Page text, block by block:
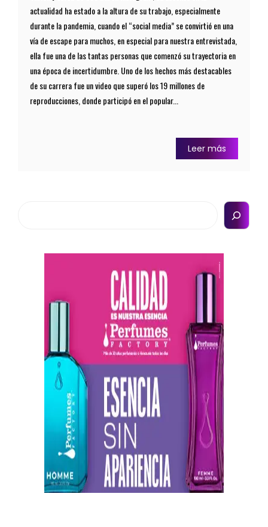
actualidad ha estado a la altura de su trabajo, especialmente
durante la pandemia, cuando el “social media” se convirtió en una
vía de escape para muchos, en especial para nuestra entrevistada,
ella fue una de las tantas personas que comenzó su trayectoria en
una época de incertidumbre. Uno de los hechos más destacables
de su carrera fue un video que superó los 19 millones de
reproducciones, donde participó en el popular...
Leer más